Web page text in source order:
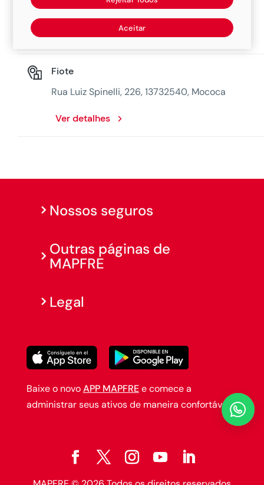
Rua Domingos Pricoli, 116, 13736562, Mococa
Ver detalhes
Fiote
Rua Luiz Spinelli, 226, 13732540, Mococa
Ver detalhes
Nossos seguros
Outras páginas de
MAPFRE
Legal
Baixe o novoAPP MAPFREe comece a
administrar seus ativos de maneira confortável.
Aceitar